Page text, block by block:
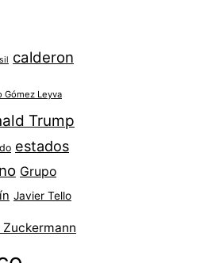
calderon
Gómez Leyva
Trump
estados
Grupo
Javier Tello
Zuckermann